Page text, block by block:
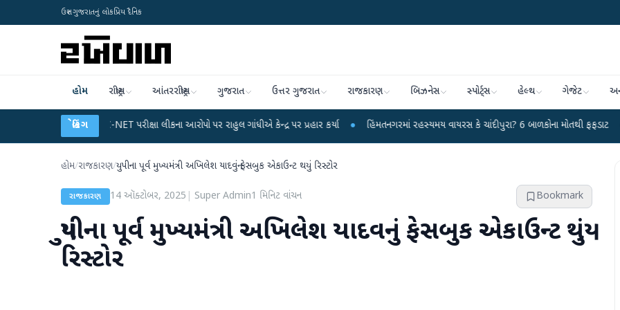
ઉત્તર ગુજરાતનું લોકપ્રિય દૈનિક
હોમ રાષ્ટ્રીય આંતરરાષ્ટ્રીય ગુજરાત ઉત્તર ગુજરાત રાજકારણ બિઝનેસ સ્પોર્ટ્સ હેલ્થ ગેજેટ
બ્રેકિંગ
UGC-NET પરીક્ષા લીકના આરોપો પર રાહુલ ગાંધીએ કેન્દ્ર પર પ્રહાર કર્યા ● હિંમતનગરમાં રહસ્યમય વાયરસ કે ચાંદીપુરા? 6 બાળકોના મોતથી ફફડાટ ● હવામાન
હોમ/રાજકારણ/યુપીના પૂર્વ મુખ્યમંત્રી અખિલેશ યાદવનું ફેસબુક એકાઉન્ટ થયું રિસ્ટોર
રાજકારણ 14 ઑક્ટોબર, 2025 Super Admin1 મિનિટ વાંચન Bookmark
યુપીના પૂર્વ મુખ્યમંત્રી અખિલેશ યાદવનું ફેસબુક એકાઉન્ટ થયું
રિસ્ટોર